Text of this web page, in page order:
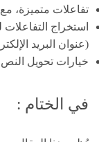
تفاعلات متميزة،
استخراج التفاعلات
(عنوان البريد
خيارات تحويل
في الختام :